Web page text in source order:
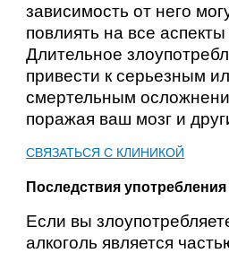
зависимость от него
повлиять на все
Длительное
привести к серьезным
смертельным
поражая ваш мозг и
СВЯЗАТЬСЯ С КЛИНИКОЙ
Последствия употребления
Если вы
алкоголь является